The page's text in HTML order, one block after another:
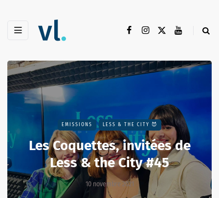
EMISSIONS LESS & THE CITY 😈
Les Coquettes, invitées de
Less & the City #45
10 novembre 2021